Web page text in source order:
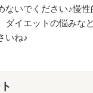
いでください♪慢性
ダイエットの悩みな
いね♪